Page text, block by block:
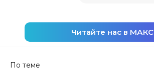
Читайте нас в МАКС
По теме